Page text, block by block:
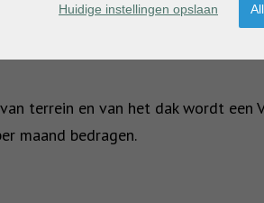
met BTW.
terrein en van het dak wordt een
maand bedragen.
Huidige instellingen opslaan